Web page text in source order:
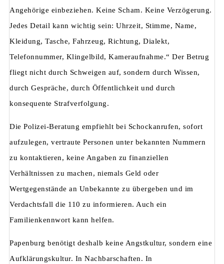
Angehörige einbeziehen. Keine Scham. Keine Verzögerung.
Jedes Detail kann wichtig sein: Uhrzeit, Stimme, Name,
Kleidung, Tasche, Fahrzeug, Richtung, Dialekt,
Telefonnummer, Klingelbild, Kameraufnahme.“ Der Betrug
fliegt nicht durch Schweigen auf, sondern durch Wissen,
durch Gespräche, durch Öffentlichkeit und durch
konsequente Strafverfolgung.
Die Polizei-Beratung empfiehlt bei Schockanrufen, sofort
aufzulegen, vertraute Personen unter bekannten Nummern
zu kontaktieren, keine Angaben zu finanziellen
Verhältnissen zu machen, niemals Geld oder
Wertgegenstände an Unbekannte zu übergeben und im
Verdachtsfall die 110 zu informieren. Auch ein
Familienkennwort kann helfen.
Papenburg benötigt deshalb keine Angstkultur, sondern eine
Aufklärungskultur. In Nachbarschaften. In